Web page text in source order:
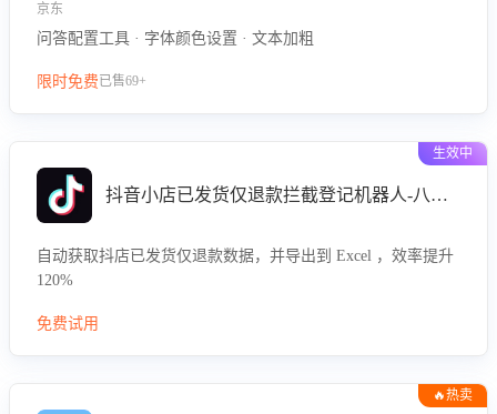
京东
问答配置工具 · 字体颜色设置 · 文本加粗
限时免费已售69+
生效中
抖音小店已发货仅退款拦截登记机器人-八爪鱼
自动获取抖店已发货仅退款数据，并导出到 Excel ，效率提升
120%
免费试用
🔥热卖